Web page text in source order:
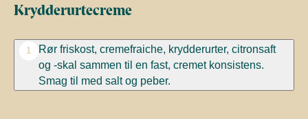
Krydderurtecreme
1
Rør friskost, cremefraiche, krydderurter, citronsaft
og -skal sammen til en fast, cremet konsistens.
Smag til med salt og peber.